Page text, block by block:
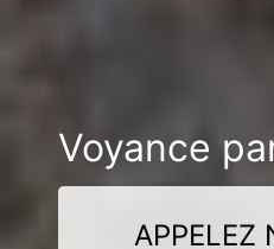
Voyance
APPELEZ